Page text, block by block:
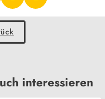
interessieren